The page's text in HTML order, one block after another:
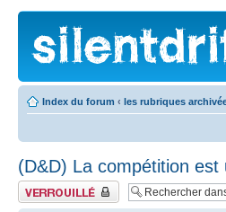
Index du forum ‹ les rubriques
(D&D) La compétition
Fil verrouillé